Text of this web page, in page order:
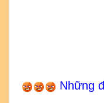
Những